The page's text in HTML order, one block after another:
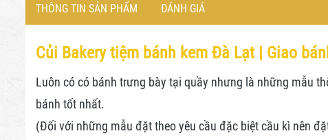
THÔNG TIN SẢN PHẨM ĐÁNH GIÁ
Củi Bakery tiệm bánh kem Đà Lạt | Giao
Luôn có có bánh trưng bày tại quầy nhưng là những mẫu
bánh tốt nhất.
(Đối với những mẫu đặt theo yêu cầu đặc biệt cầu kì nên